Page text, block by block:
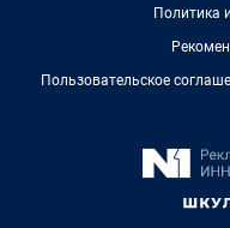
Политика
Пользовательское